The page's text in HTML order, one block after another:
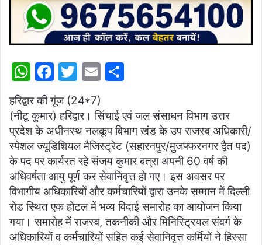
W
at
s
A
p
p
F
a
c
e
b
o
o
k
T
w
itt
er
E
ai
l
ar
e
हरिद्वार की गूंज (24*7)
(नीटू कुमार) हरिद्वार। सिंचाई एवं जल संसाधन विभाग उत्तर
प्रदेश के अधीनस्थ नलकूप विभाग खंड के उप राजस्व अधिकारी/
स्पेशल ज्यूडिशियल मैजिस्ट्रेट (सहारनपुर/मुजफ्फरनगर द्वैत पद)
के पद पर कार्यरत रहे संजय कुमार बत्रा अपनी 60 वर्ष की
अधिवर्षता आयु पूर्ण कर सेवानिवृत्त हो गए। इस अवसर पर
विभागीय अधिकारियों और कर्मचारियों द्वारा उनके सम्मान में दिल्ली
रोड स्थित एक होटल में भव्य विदाई समारोह का आयोजन किया
गया। समारोह में राजस्व, तकनीकी और मिनिस्ट्रियल संवर्ग के
अधिकारियों व कर्मचारियों सहित कई सेवानिवृत्त कर्मियों ने हिस्सा